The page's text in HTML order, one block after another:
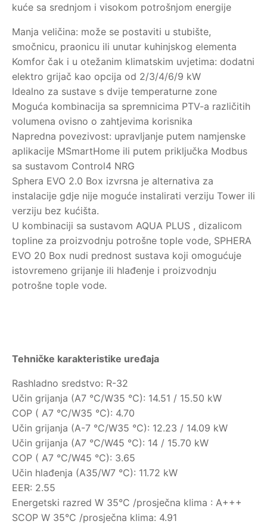
kuće sa srednjom i visokom potrošnjom energije
Manja veličina: može se postaviti u stubište,
smočnicu, praonicu ili unutar kuhinjskog elementa
Komfor čak i u otežanim klimatskim uvjetima: dodatni
elektro grijač kao opcija od 2/3/4/6/9 kW
Idealno za sustave s dvije temperaturne zone
Moguća kombinacija sa spremnicima PTV-a različitih
volumena ovisno o zahtjevima korisnika
Napredna povezivost: upravljanje putem namjenske
aplikacije MSmartHome ili putem priključka Modbus
sa sustavom Control4 NRG
Sphera EVO 2.0 Box izvrsna je alternativa za
instalacije gdje nije moguće instalirati verziju Tower ili
verziju bez kućišta.
U kombinaciji sa sustavom AQUA PLUS , dizalicom
topline za proizvodnju potrošne tople vode, SPHERA
EVO 20 Box nudi prednost sustava koji omogućuje
istovremeno grijanje ili hlađenje i proizvodnju
potrošne tople vode.
Tehničke karakteristike uređaja
Rashladno sredstvo: R-32
Učin grijanja (A7 °C/W35 °C): 14.51 / 15.50 kW
COP ( A7 °C/W35 °C): 4.70
Učin grijanja (A-7 °C/W35 °C): 12.23 / 14.09 kW
Učin grijanja (A7 °C/W45 °C): 14 / 15.70 kW
COP ( A7 °C/W45 °C): 3.65
Učin hlađenja (A35/W7 °C): 11.72 kW
EER: 2.55
Energetski razred W 35°C /prosječna klima : A+++
SCOP W 35°C /prosječna klima: 4.91